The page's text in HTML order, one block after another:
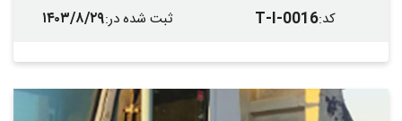
کد:
T-I-0016 ثبت شده در:۱۴۰۳/۸/۲۹